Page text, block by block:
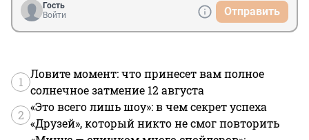
Гость
Войти
Отправить
1
Ловите момент: что принесет вам полное
солнечное затмение 12 августа
2
«Это всего лишь шоу»: в чем секрет успеха
«Друзей», который никто не смог повторить